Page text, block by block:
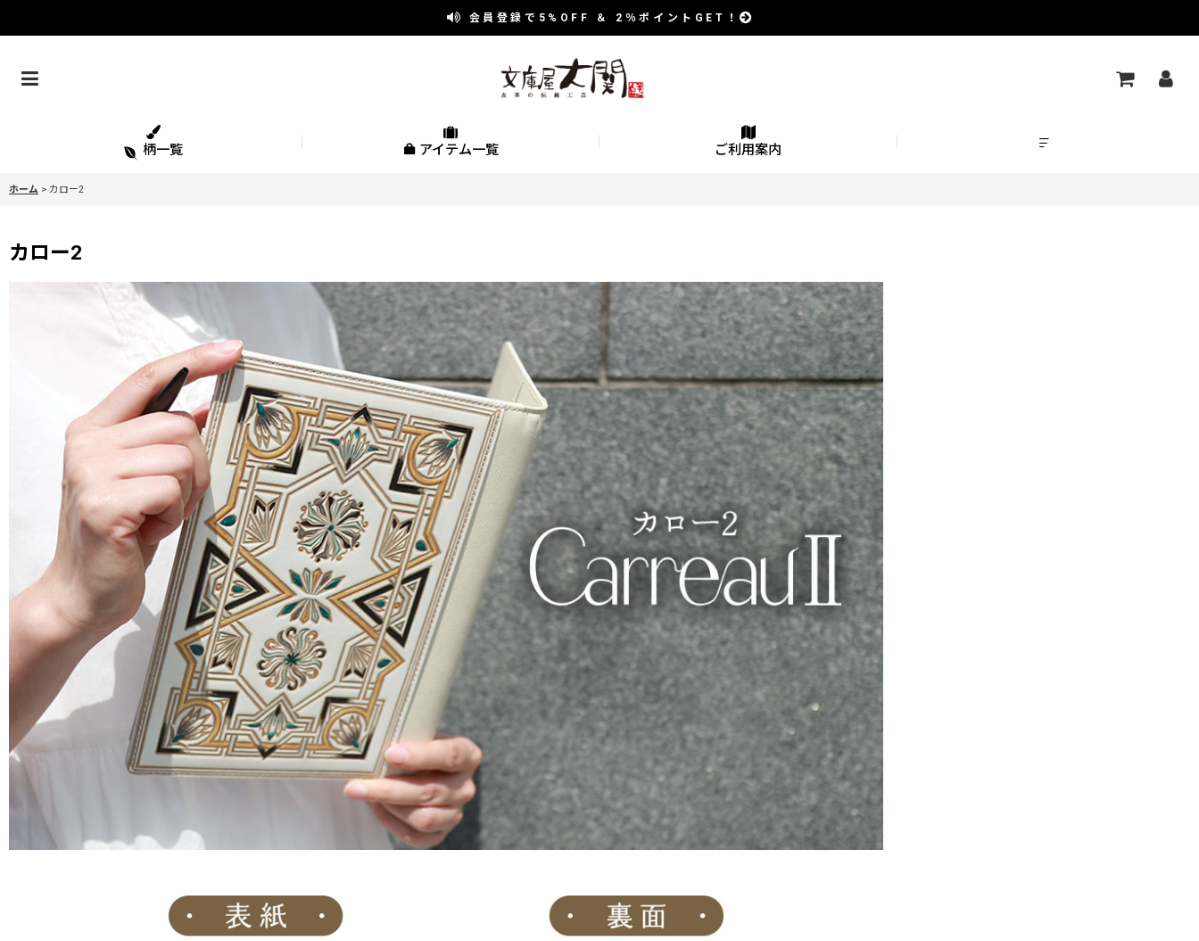
会員登録で 5%OFF ＆ 2％ポイントGET！
柄一覧 アイテム一覧 ご利用案内
ホーム > カロー2
カロー2